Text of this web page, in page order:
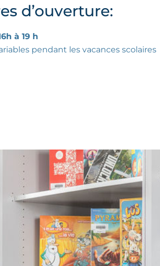
d’ouverture:
à 19 h
pendant les vacances scolaires